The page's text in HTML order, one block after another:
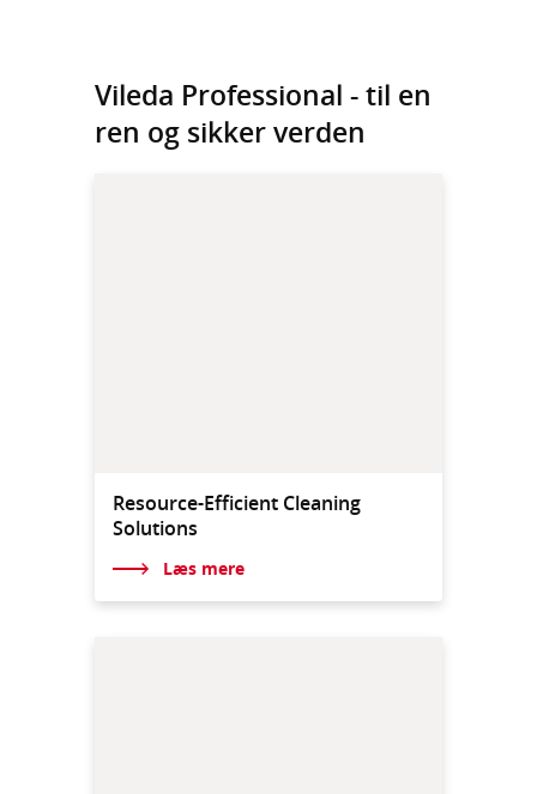
Vileda Professional - til en
ren og sikker verden
Resource-Efficient Cleaning
Solutions
Læs mere